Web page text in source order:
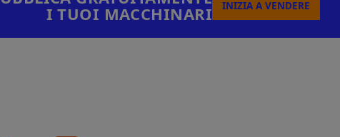
I TUOI MACCHINARI INIZIA A VENDERE